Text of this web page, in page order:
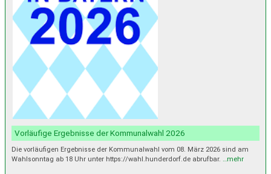
Vorläufige Ergebnisse der Kommunalwahl 2026
Die vorläufigen Ergebnisse der Kommunalwahl vom 08. März 2026 sind am
Wahlsonntag ab 18 Uhr unter https://wahl.hunderdorf.de abrufbar. …mehr